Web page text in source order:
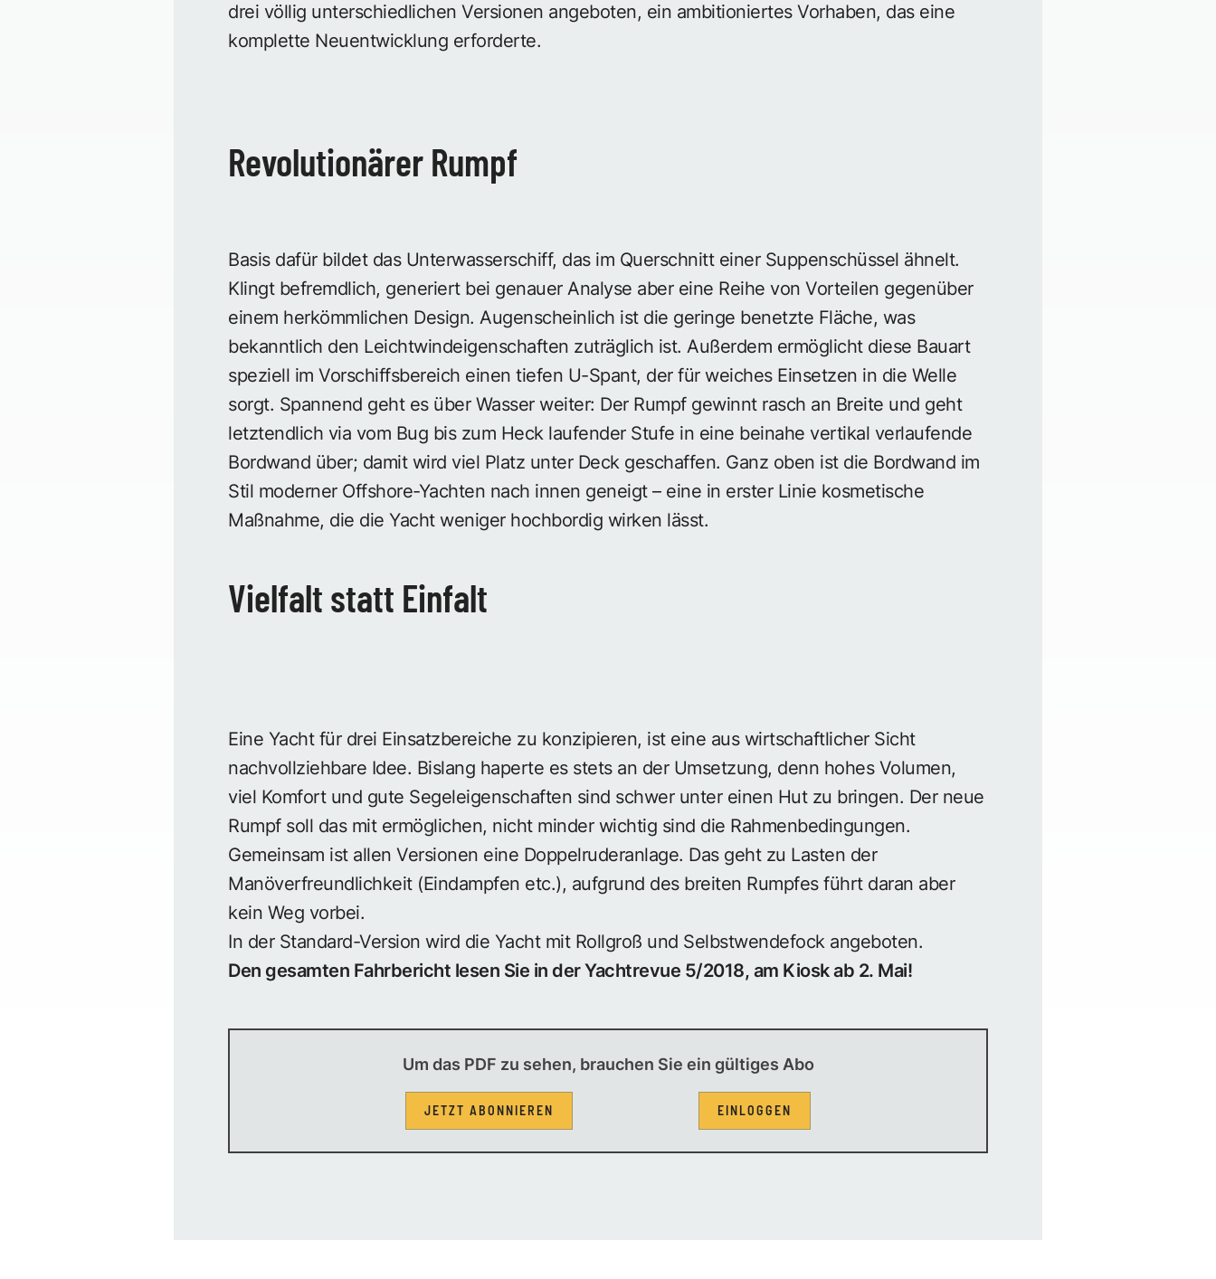
drei völlig unterschiedlichen Versionen angeboten, ein ambitioniertes Vorhaben, das eine
komplette Neuentwicklung erforderte.
Revolutionärer Rumpf
Basis dafür bildet das Unterwasserschiff, das im Querschnitt einer Suppenschüssel ähnelt.
Klingt befremdlich, generiert bei genauer Analyse aber eine Reihe von Vorteilen gegenüber
einem herkömmlichen Design. Augenscheinlich ist die geringe benetzte Fläche, was
bekanntlich den Leichtwindeigenschaften zuträglich ist. Außerdem ermöglicht diese Bauart
speziell im Vorschiffsbereich einen tiefen U-Spant, der für weiches Einsetzen in die Welle
sorgt. Spannend geht es über Wasser weiter: Der Rumpf gewinnt rasch an Breite und geht
letztendlich via vom Bug bis zum Heck laufender Stufe in eine beinahe vertikal verlaufende
Bordwand über; damit wird viel Platz unter Deck geschaffen. Ganz oben ist die Bordwand im
Stil moderner Offshore-Yachten nach innen geneigt – eine in erster Linie kosmetische
Maßnahme, die die Yacht weniger hochbordig wirken lässt.
Vielfalt statt Einfalt
Eine Yacht für drei Einsatzbereiche zu konzipieren, ist eine aus wirtschaftlicher Sicht
nachvollziehbare Idee. Bislang haperte es stets an der Umsetzung, denn hohes Volumen,
viel Komfort und gute Segeleigenschaften sind schwer unter einen Hut zu bringen. Der neue
Rumpf soll das mit ermöglichen, nicht minder wichtig sind die Rahmenbedingungen.
Gemeinsam ist allen Versionen eine Doppelruderanlage. Das geht zu Lasten der
Manöverfreundlichkeit (Eindampfen etc.), aufgrund des breiten Rumpfes führt daran aber
kein Weg vorbei.
In der Standard-Version wird die Yacht mit Rollgroß und Selbstwendefock angeboten.
Den gesamten Fahrbericht lesen Sie in der Yachtrevue 5/2018, am Kiosk ab 2. Mai!
Um das PDF zu sehen, brauchen Sie ein gültiges Abo
JETZT ABONNIEREN EINLOGGEN